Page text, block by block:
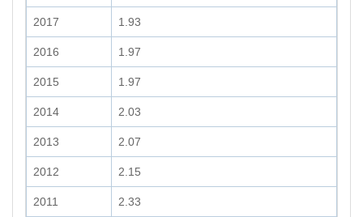
2017 1.93
2016 1.97
2015 1.97
2014 2.03
2013 2.07
2012 2.15
2011 2.33